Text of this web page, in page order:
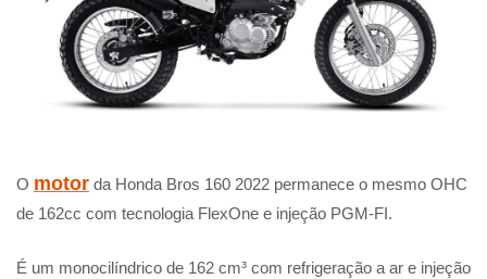
O motor da Honda Bros 160 2022 permanece o mesmo OHC
de 162cc com tecnologia FlexOne e injeção PGM-FI.
É um monocilíndrico de 162 cm³ com refrigeração a ar e injeção